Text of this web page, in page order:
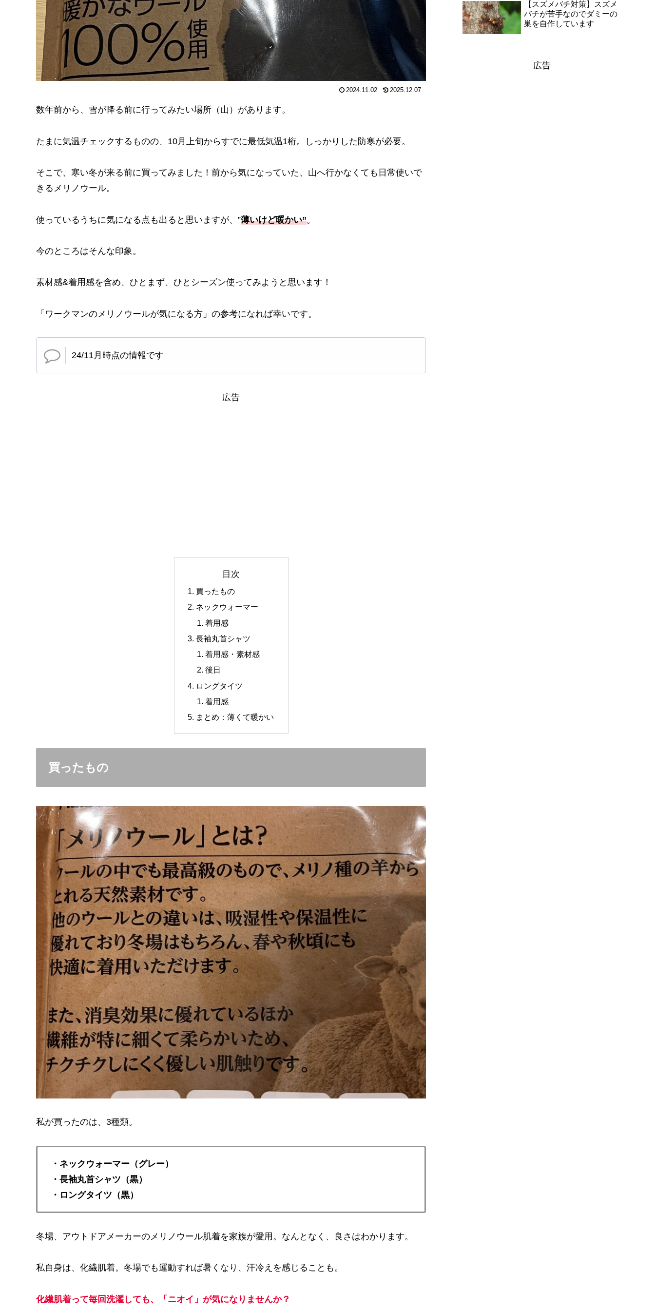
2024.11.02 2025.12.07
数年前から、雪が降る前に行ってみたい場所（山）があります。
たまに気温チェックするものの、10月上旬からすでに最低気温1桁。しっかりした防寒が必要。
そこで、寒い冬が来る前に買ってみました！前から気になっていた、山へ行かなくても日常使いで
きるメリノウール。
使っているうちに気になる点も出ると思いますが、”薄いけど暖かい”。
今のところはそんな印象。
素材感&着用感を含め、ひとまず、ひとシーズン使ってみようと思います！
「ワークマンのメリノウールが気になる方」の参考になれば幸いです。
24/11月時点の情報です
広告
目次
買ったもの
ネックウォーマー
着用感
長袖丸首シャツ
着用感・素材感
後日
ロングタイツ
着用感
まとめ：薄くて暖かい
買ったもの
私が買ったのは、3種類。
・ネックウォーマー（グレー）
・長袖丸首シャツ（黒）
・ロングタイツ（黒）
冬場、アウトドアメーカーのメリノウール肌着を家族が愛用。なんとなく、良さはわかります。
私自身は、化繊肌着。冬場でも運動すれば暑くなり、汗冷えを感じることも。
化繊肌着って毎回洗濯しても、「ニオイ」が気になりませんか？
【スズメバチ対策】スズメ
バチが苦手なのでダミーの
巣を自作しています
広告